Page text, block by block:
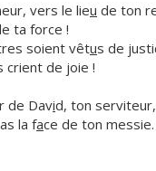
vers le lieu de ton
ta force !
soient vêtus de
crient de joie !
de David, ton serviteur,
la face de ton messie.